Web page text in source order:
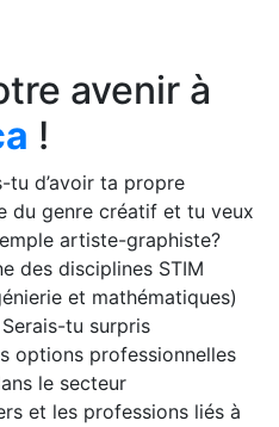
avenir à
!
tu d’avoir ta propre
du genre créatif et tu veux
artiste-graphiste?
des disciplines STIM
et mathématiques)
tu surpris
options professionnelles
le secteur
et les professions liés à